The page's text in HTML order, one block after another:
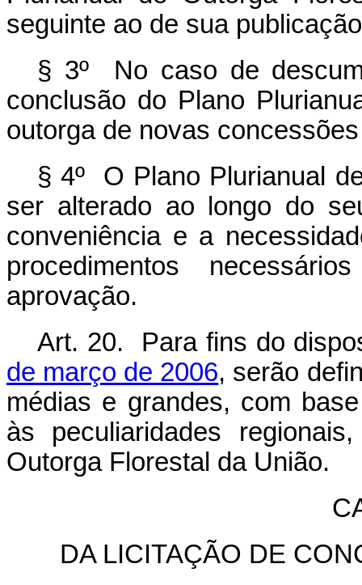
seguinte ao de sua
§ 3º No caso de
conclusão do Plano
outorga de novas
§ 4º O Plano Plurianual
ser alterado ao longo do
conveniência e a
procedimentos
aprovação.
Art. 20. Para fins do
de março de 2006, serão
médias e grandes, com
às peculiaridades
Outorga Florestal da União.
DA LICITAÇÃO DE